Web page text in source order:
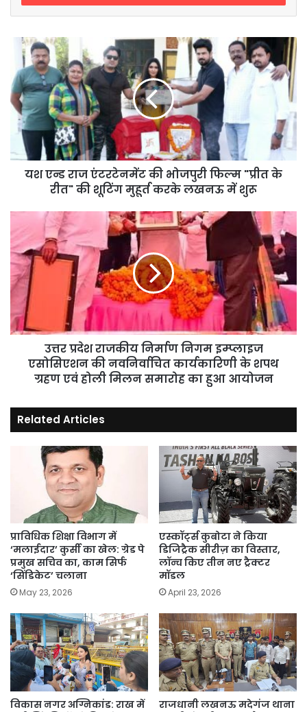
यश
एन्ड
राज
एंटरटेनमेंट
की
भोजपुरी
फिल्म
"प्रीत
के
रीत"
मुहूर्त
करके
लखनऊ
में
शुरू
यश एन्ड राज एंटरटेनमेंट की भोजपुरी फिल्म "प्रीत के
रीत" की शूटिंग मुहूर्त करके लखनऊ में शुरू
प्रदेश
राजकीय
निर्माण
निगम
इम्प्लाइज
एसोसिएशन
की
नवनिर्वाचित
कार्यकारिणी
एवं
होली
मिलन
उत्तर प्रदेश राजकीय निर्माण निगम इम्प्लाइज
एसोसिएशन की नवनिर्वाचित कार्यकारिणी के शपथ
ग्रहण एवं होली मिलन समारोह का हुआ आयोजन
Related Articles
प्राविधिक शिक्षा विभाग में
‘मलाईदार’ कुर्सी का खेल: ग्रेड पे
प्रमुख सचिव का, काम सिर्फ
‘सिंडिकेट’ चलाना
May 23, 2026
एस्कॉर्ट्स कुबोटा ने किया
डिजिट्रैक सीरीज़ का विस्तार,
लॉन्च किए तीन नए ट्रैक्टर
मॉडल
April 23, 2026
विकास नगर अग्निकांड: राख में
राजधानी लखनऊ मदेगंज थाना